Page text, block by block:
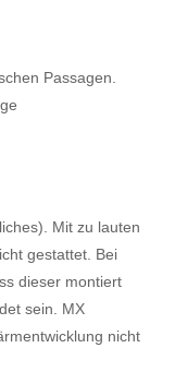
Passagen.
Mit zu lauten
gestattet. Bei
dieser montiert
sein. MX
nicht